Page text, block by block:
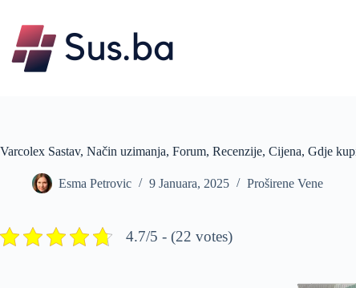
content
Varcolex Sastav, Način uzimanja, Forum, Recenzije, Cijena, Gdje
Esma Petrovic 9 Januara, 2025 Proširene Vene
4.7/5 - (22 votes)